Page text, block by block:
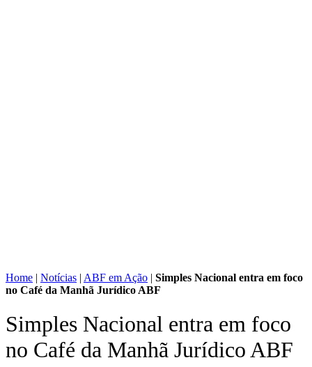
Home | Notícias | ABF em Ação | Simples Nacional entra em foco
no Café da Manhã Jurídico ABF
Simples Nacional entra em foco
no Café da Manhã Jurídico ABF